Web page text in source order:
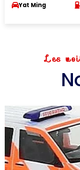
Yat Ming
Les